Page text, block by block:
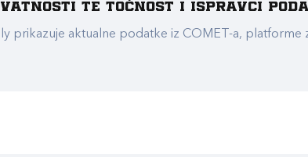
te točnost i ispravci
prikazuje aktualne podatke iz COMET-a,